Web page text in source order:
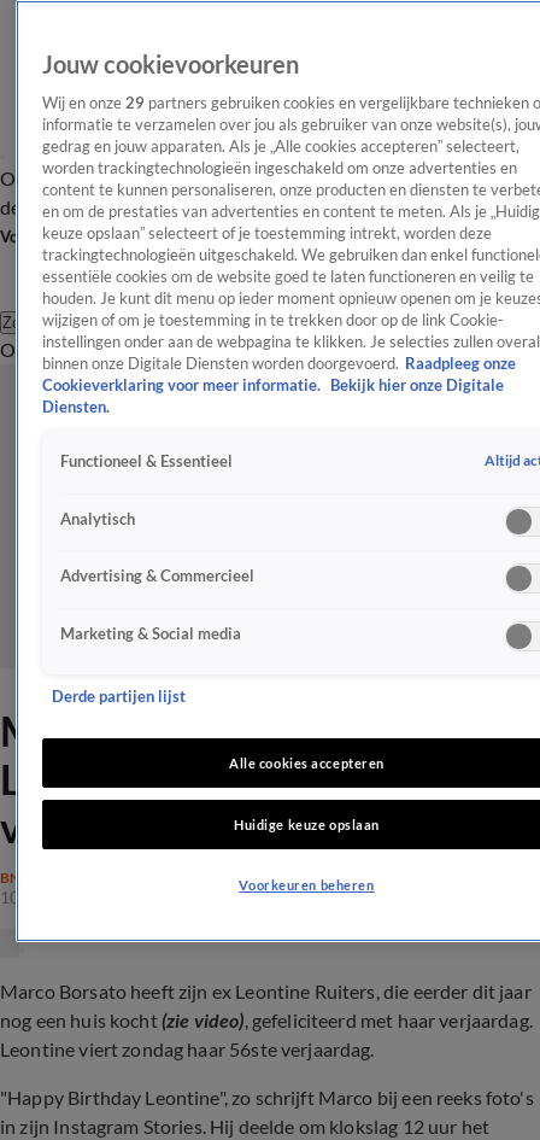
OverzichtAfleveringen Entertainment TV Algemeen
Tip
de redactieNieuwsbrief
Volg Shownieuws
Zoeken
OverzichtEntertainmentSpraakmakendRealityCrimeVideo's
Marco Borsato feliciteert
Leontine Ruiters met
verjaardag
BN'ERS
10 dec 2023, 14:06
Marco Borsato heeft zijn ex Leontine Ruiters, die eerder dit jaar
nog een huis kocht(zie video), gefeliciteerd met haar verjaardag.
Leontine viert zondag haar 56ste verjaardag.
"Happy Birthday Leontine", zo schrijft Marco bij een reeks foto's
in zijn Instagram Stories. Hij deelde om klokslag 12 uur het
Jouw cookievoorkeuren
Wij en onze 29 partners gebruiken cookies en vergelijkbare technieken
informatie te verzamelen over jou als gebruiker van onze website(s),
gedrag en jouw apparaten. Als je „Alle cookies accepteren” selecteert,
worden trackingtechnologieën ingeschakeld om onze advertenties en
content te kunnen personaliseren, onze producten en diensten te
en om de prestaties van advertenties en content te meten. Als je
keuze opslaan” selecteert of je toestemming intrekt, worden deze
trackingtechnologieën uitgeschakeld. We gebruiken dan enkel
essentiële cookies om de website goed te laten functioneren en veilig te
houden. Je kunt dit menu op ieder moment opnieuw openen om je
wijzigen of om je toestemming in te trekken door op de link Cookie-
instellingen onder aan de webpagina te klikken. Je selecties zullen overal
binnen onze Digitale Diensten worden doorgevoerd. Raadpleeg onze
Cookieverklaring voor meer informatie.
Bekijk hier onze Digitale
Diensten.
Functioneel & Essentieel Altijd
Analytisch
Advertising & Commercieel
Marketing & Social media
Derde partijen lijst
Alle cookies accepteren
Huidige keuze opslaan
Voorkeuren beheren